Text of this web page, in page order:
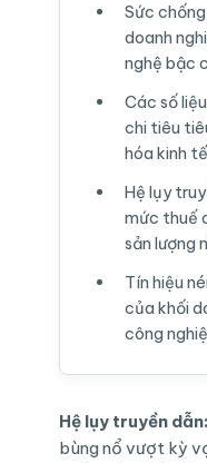
Sức
doanh
nghệ bậc
Các số
chi tiêu
hóa kinh
Hệ lụy
mức thuế
sản lượng
Tín hiệu
của khối
công
Hệ lụy truyền dẫn:
bùng nổ vượt kỳ